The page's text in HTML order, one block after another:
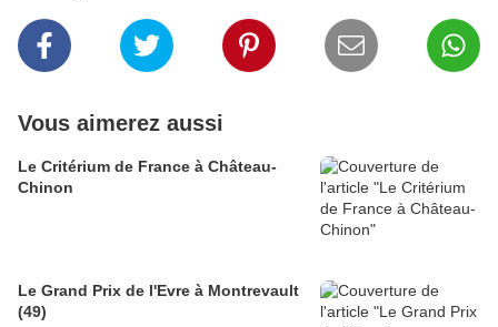
Vous aimerez aussi
Le Critérium de France à Château-
Chinon
Le Grand Prix de l'Evre à Montrevault
(49)